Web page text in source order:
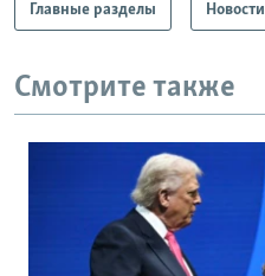
Главные разделы Новости
Смотрите также